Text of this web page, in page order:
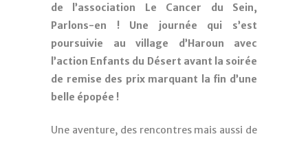
de l’association Le Cancer du Sein,
Parlons-en ! Une journée qui s’est
poursuivie au village d’Haroun avec
l’action Enfants du Désert avant la soirée
de remise des prix marquant la fin d’une
belle épopée !
Une aventure, des rencontres mais aussi de